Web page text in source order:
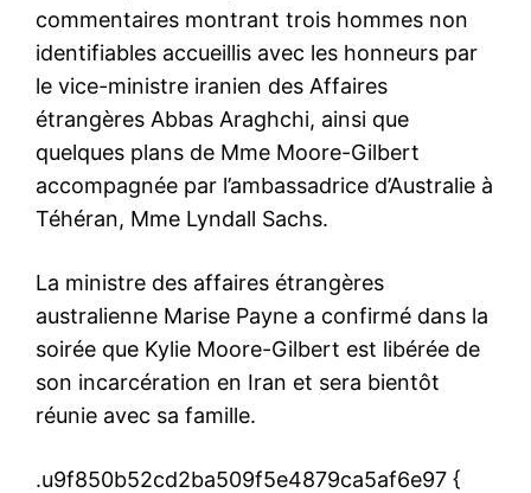
commentaires montrant trois hommes non
identifiables accueillis avec les honneurs par
le vice-ministre iranien des Affaires
étrangères Abbas Araghchi, ainsi que
quelques plans de Mme Moore-Gilbert
accompagnée par l’ambassadrice d’Australie à
Téhéran, Mme Lyndall Sachs.
La ministre des affaires étrangères
australienne Marise Payne a confirmé dans la
soirée que Kylie Moore-Gilbert est libérée de
son incarcération en Iran et sera bientôt
réunie avec sa famille.
.u9f850b52cd2ba509f5e4879ca5af6e97 {